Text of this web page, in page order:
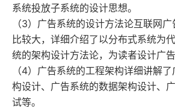
系统投放子系统的设计思想。
（3）广告系统的设计方法论互联网
比较大，详细介绍了以分布式系统为
统的架构设计方法论，为读者设计广告
（4）广告系统的工程架构详细讲解
构设计、广告系统的数据架构设计、
试等。